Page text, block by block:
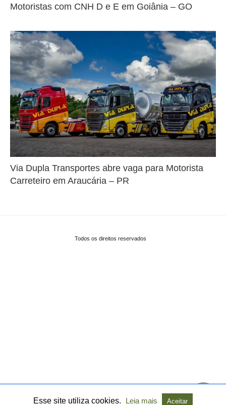
Motoristas com CNH D e E em Goiânia – GO
Via Dupla Transportes abre vaga para Motorista
Carreteiro em Araucária – PR
Todos os direitos reservados
Esse site utiliza cookies. Leia mais Aceitar